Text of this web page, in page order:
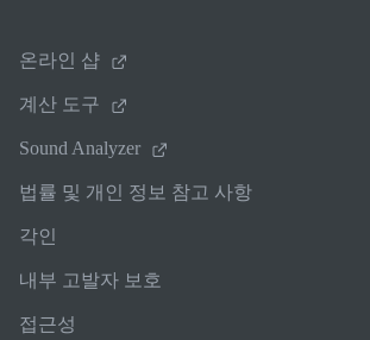
온라인 샵
계산 도구
Sound Analyzer
법률 및 개인 정보 참고 사항
각인
내부 고발자 보호
접근성